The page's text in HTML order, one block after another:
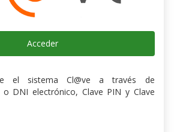
Acceder
el sistema Cl@ve a través de
o DNI electrónico, Clave PIN y Clave